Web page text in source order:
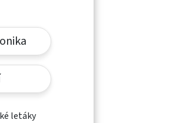
letáky